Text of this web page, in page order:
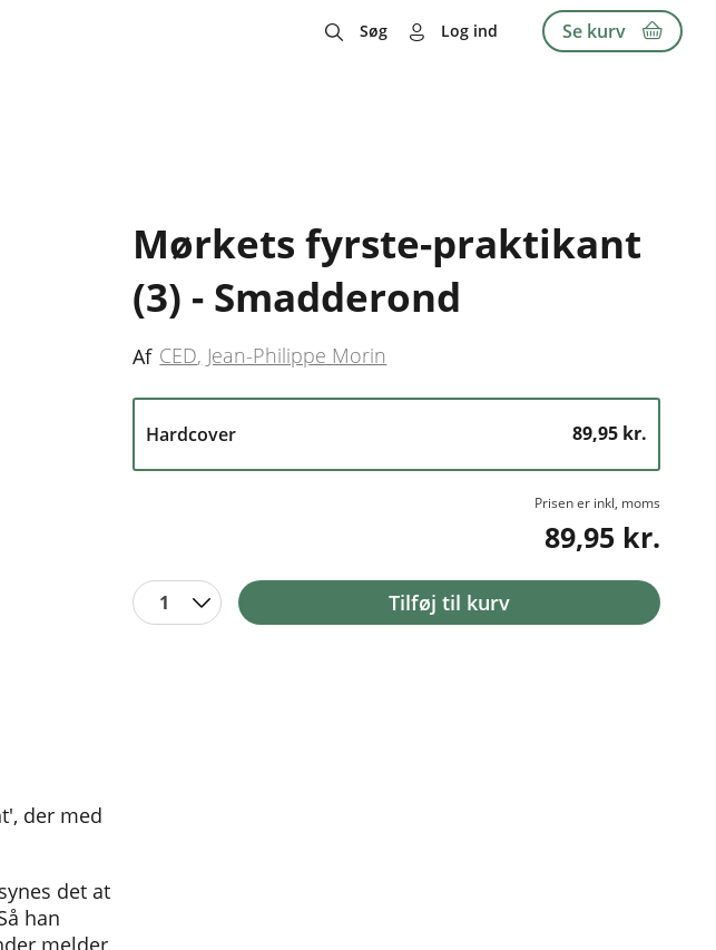
Søg Log ind Se kurv
Mørkets fyrste-praktikant
(3) - Smadderond
Af CED Jean-Philippe Morin
Hardcover 89,95 kr.
Prisen er inkl, moms
89,95 kr.
1 Tilføj til kurv
der med
det at
han
melder